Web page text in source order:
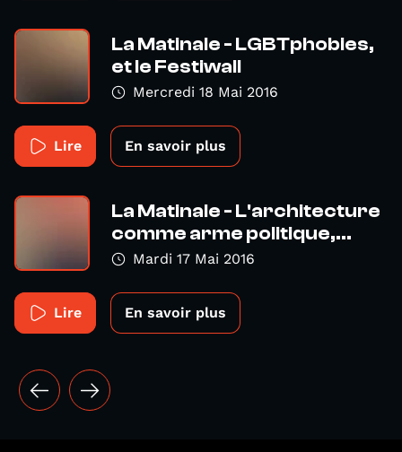
La Matinale - LGBTphobies,
et le Festiwall
Mercredi 18 Mai 2016
Lire En savoir plus
La Matinale - L'architecture
comme arme politique,...
Mardi 17 Mai 2016
Lire En savoir plus